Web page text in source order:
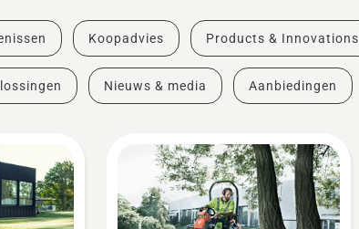
Koopadvies Products & Innovations
Nieuws & media Aanbiedingen